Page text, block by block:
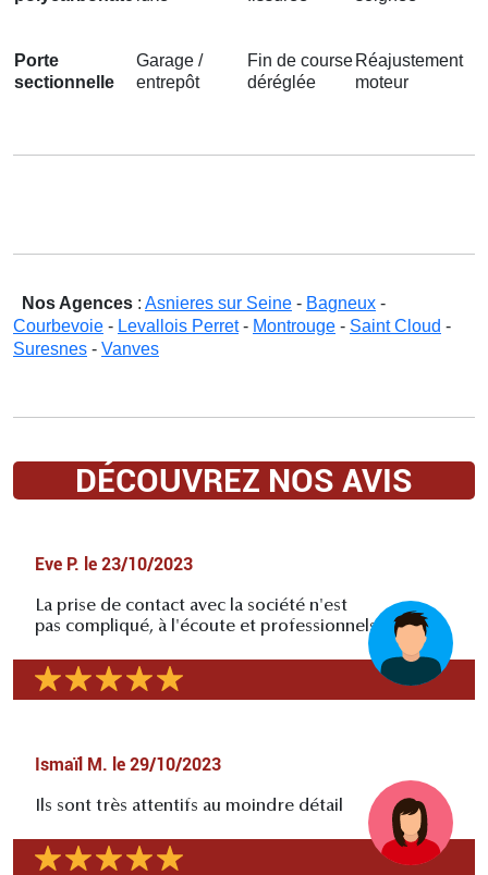
Porte
sectionnelle
Garage /
entrepôt
Fin de course
déréglée
Réajustement
moteur
Nos Agences : Asnieres sur Seine - Bagneux -
Courbevoie - Levallois Perret- Montrouge - Saint Cloud -
Suresnes - Vanves
DÉCOUVREZ NOS AVIS
Eve P. le 23/10/2023
La prise de contact avec la société n'est
pas compliqué, à l'écoute et professionnels
Ismaïl M. le 29/10/2023
Ils sont très attentifs au moindre détail